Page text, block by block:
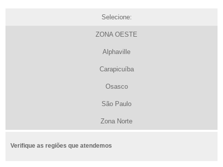
Selecione:
ZONA OESTE
Alphaville
Carapicuíba
Osasco
São Paulo
Zona Norte
Verifique as regiões que atendemos